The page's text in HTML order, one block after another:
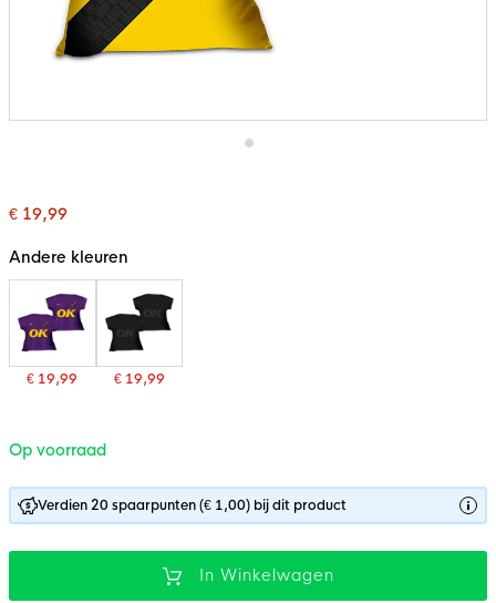
begin
de
€ 19,99
Andere kleuren
€ 19,99 € 19,99
Op voorraad
Verdien 20 spaarpunten (€ 1,00) bij dit product
In Winkelwagen